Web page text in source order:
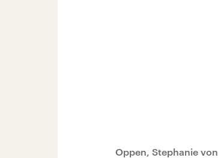
Oppen, Stephanie von